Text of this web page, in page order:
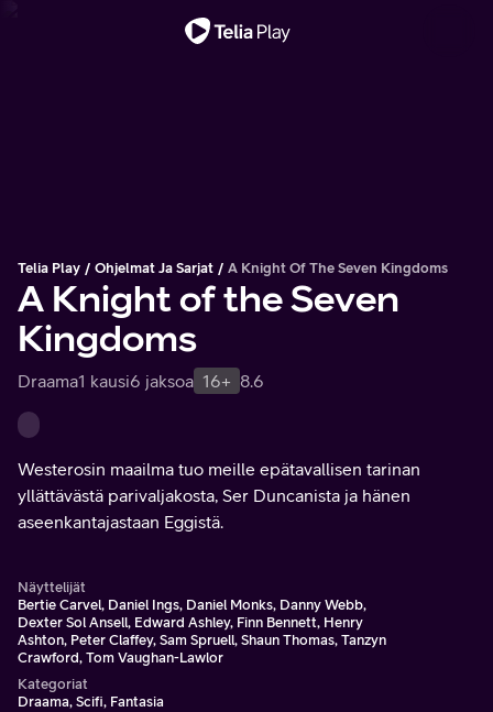
Telia Play Ohjelmat Ja Sarjat A Knight Of The Seven Kingdoms
A Knight of the Seven
Kingdoms
Draama1 kausi6 jaksoa 16+ 8.6
Westerosin maailma tuo meille epätavallisen tarinan
yllättävästä parivaljakosta, Ser Duncanista ja hänen
aseenkantajastaan Eggistä.
Näyttelijät
Bertie Carvel, Daniel Ings, Daniel Monks, Danny Webb,
Dexter Sol Ansell, Edward Ashley, Finn Bennett, Henry
Ashton, Peter Claffey, Sam Spruell, Shaun Thomas, Tanzyn
Crawford, Tom Vaughan-Lawlor
Kategoriat
Draama, Scifi, Fantasia